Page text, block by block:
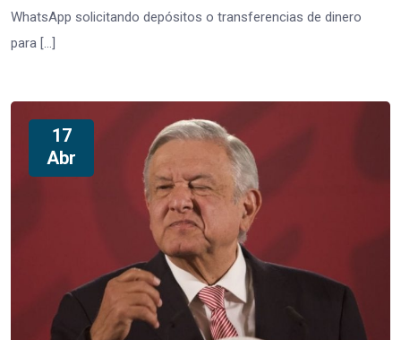
WhatsApp solicitando depósitos o transferencias de dinero
para […]
17
Abr